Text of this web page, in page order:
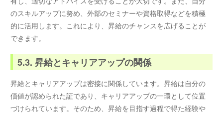
のスキルアップに努め、外部のセミナーや資格取得などを積極
的に活用します。これにより、昇給のチャンスを広げることが
できます。
5.3. 昇給とキャリアアップの関係
昇給とキャリアアップは密接に関係しています。昇給は自分の
価値が認められた証であり、キャリアアップの一環として位置
づけられています。そのため、昇給を目指す過程で得た経験や